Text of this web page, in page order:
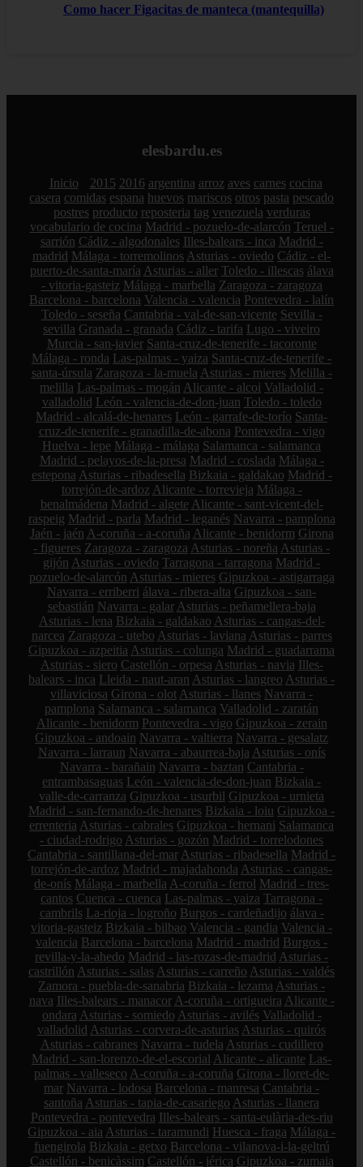
Como hacer Figacitas de manteca (mantequilla)
elesbardu.es
Inicio 2015 2016 argentina arroz aves carnes cocina
casera comidas espana huevos mariscos otros pasta pescado
postres producto reposteria tag venezuela verduras
vocabulario de cocina Madrid - pozuelo-de-alarcón Teruel -
sarrión Cádiz - algodonales Illes-balears - inca Madrid -
madrid Málaga - torremolinos Asturias - oviedo Cádiz - el-
puerto-de-santa-maría Asturias - aller Toledo - illescas álava
- vitoria-gasteiz Málaga - marbella Zaragoza - zaragoza
Barcelona - barcelona Valencia - valencia Pontevedra - lalín
Toledo - seseña Cantabria - val-de-san-vicente Sevilla -
sevilla Granada - granada Cádiz - tarifa Lugo - viveiro
Murcia - san-javier Santa-cruz-de-tenerife - tacoronte
Málaga - ronda Las-palmas - yaiza Santa-cruz-de-tenerife -
santa-úrsula Zaragoza - la-muela Asturias - mieres Melilla -
melilla Las-palmas - mogán Alicante - alcoi Valladolid -
valladolid León - valencia-de-don-juan Toledo - toledo
Madrid - alcalá-de-henares León - garrafe-de-torío Santa-
cruz-de-tenerife - granadilla-de-abona Pontevedra - vigo
Huelva - lepe Málaga - málaga Salamanca - salamanca
Madrid - pelayos-de-la-presa Madrid - coslada Málaga -
estepona Asturias - ribadesella Bizkaia - galdakao Madrid -
torrejón-de-ardoz Alicante - torrevieja Málaga -
benalmádena Madrid - algete Alicante - sant-vicent-del-
raspeig Madrid - parla Madrid - leganés Navarra - pamplona
Jaén - jaén A-coruña - a-coruña Alicante - benidorm Girona
- figueres Zaragoza - zaragoza Asturias - noreña Asturias -
gijón Asturias - oviedo Tarragona - tarragona Madrid -
pozuelo-de-alarcón Asturias - mieres Gipuzkoa - astigarraga
Navarra - erriberri álava - ribera-alta Gipuzkoa - san-
sebastián Navarra - galar Asturias - peñamellera-baja
Asturias - lena Bizkaia - galdakao Asturias - cangas-del-
narcea Zaragoza - utebo Asturias - laviana Asturias - parres
Gipuzkoa - azpeitia Asturias - colunga Madrid - guadarrama
Asturias - siero Castellón - orpesa Asturias - navia Illes-
balears - inca Lleida - naut-aran Asturias - langreo Asturias -
villaviciosa Girona - olot Asturias - llanes Navarra -
pamplona Salamanca - salamanca Valladolid - zaratán
Alicante - benidorm Pontevedra - vigo Gipuzkoa - zerain
Gipuzkoa - andoain Navarra - valtierra Navarra - gesalatz
Navarra - larraun Navarra - abaurrea-baja Asturias - onís
Navarra - barañain Navarra - baztan Cantabria -
entrambasaguas León - valencia-de-don-juan Bizkaia -
valle-de-carranza Gipuzkoa - usurbil Gipuzkoa - urnieta
Madrid - san-fernando-de-henares Bizkaia - loiu Gipuzkoa -
errenteria Asturias - cabrales Gipuzkoa - hernani Salamanca
- ciudad-rodrigo Asturias - gozón Madrid - torrelodones
Cantabria - santillana-del-mar Asturias - ribadesella Madrid -
torrejón-de-ardoz Madrid - majadahonda Asturias - cangas-
de-onís Málaga - marbella A-coruña - ferrol Madrid - tres-
cantos Cuenca - cuenca Las-palmas - yaiza Tarragona -
cambrils La-rioja - logroño Burgos - cardeñadijo álava -
vitoria-gasteiz Bizkaia - bilbao Valencia - gandia Valencia -
valencia Barcelona - barcelona Madrid - madrid Burgos -
revilla-y-la-ahedo Madrid - las-rozas-de-madrid Asturias -
castrillón Asturias - salas Asturias - carreño Asturias - valdés
Zamora - puebla-de-sanabria Bizkaia - lezama Asturias -
nava Illes-balears - manacor A-coruña - ortigueira Alicante -
ondara Asturias - somiedo Asturias - avilés Valladolid -
valladolid Asturias - corvera-de-asturias Asturias - quirós
Asturias - cabranes Navarra - tudela Asturias - cudillero
Madrid - san-lorenzo-de-el-escorial Alicante - alicante Las-
palmas - valleseco A-coruña - a-coruña Girona - lloret-de-
mar Navarra - lodosa Barcelona - manresa Cantabria -
santoña Asturias - tapia-de-casariego Asturias - llanera
Pontevedra - pontevedra Illes-balears - santa-eulària-des-riu
Gipuzkoa - aia Asturias - taramundi Huesca - fraga Málaga -
fuengirola Bizkaia - getxo Barcelona - vilanova-i-la-geltrú
Castellón - benicàssim Castellón - jérica Gipuzkoa - zumaia